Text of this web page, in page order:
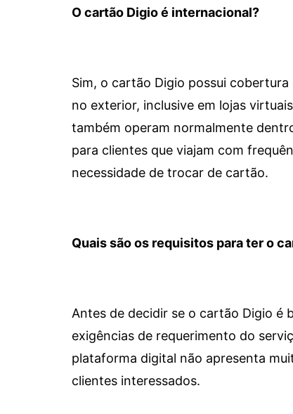
O cartão Digio é internacional?
Sim, o cartão Digio possui
no exterior, inclusive em lojas
também operam normalmente
para clientes que viajam com
necessidade de trocar de cartão.
Quais são os requisitos para ter o
Antes de decidir se o cartão Digio é
exigências de requerimento do
plataforma digital não apresenta
clientes interessados.